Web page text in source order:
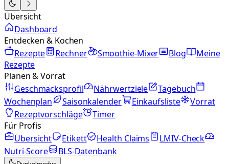
Übersicht
Dashboard
Entdecken & Kochen
Rezepte
Rechner Smoothie-Mixer Blog
Meine
Rezepte
Planen & Vorrat
Geschmacksprofil
Nährwertziele
Tagebuch
Wochenplan
Saisonkalender Einkaufsliste
Vorrat
Rezeptvorschläge
Timer
Für Profis
Übersicht
Etikett Health Claims
LMIV-Check
Nutri-Score
BLS-Datenbank